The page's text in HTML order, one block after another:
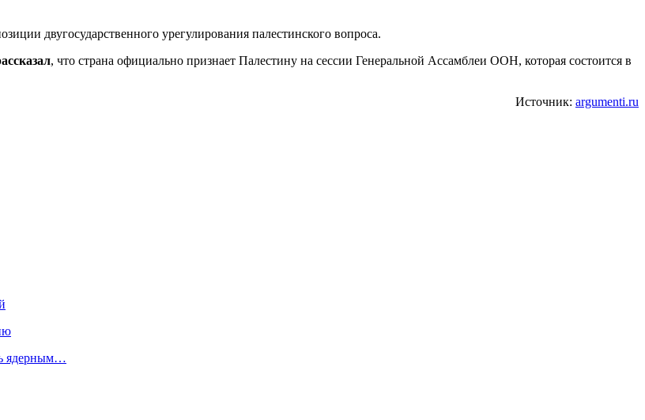
двугосударственного урегулирования палестинского вопроса.
, что страна официально признает Палестину на сессии Генеральной Ассамблеи ООН, которая состоится в
Источник: argumenti.ru
ядерным…